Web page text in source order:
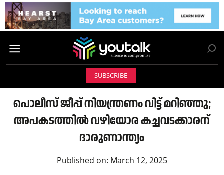
SUBSCRIBE
പൊലീസ് ജീപ്പ് നിയന്ത്രണം വിട്ട് മറിഞ്ഞു;
അപകടത്തിൽ വഴിയോര കച്ചവടക്കാരന്
ദാരുണാന്ത്യം
Published on: March 12, 2025